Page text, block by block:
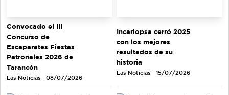
Convocado el III
Concurso de
Escaparates Fiestas
Patronales 2026 de
Tarancón
Las Noticias - 08/07/2026
Incarlopsa cerró 2025
con los mejores
resultados de su
historia
Las Noticias - 15/07/2026